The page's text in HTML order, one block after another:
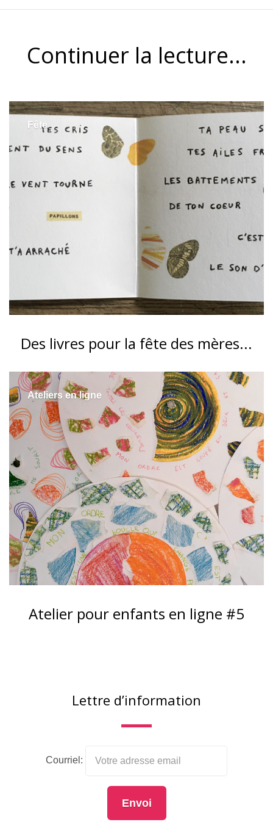
Continuer la lecture...
Fête
Des livres pour la fête des mères...
Ateliers en ligne
Atelier pour enfants en ligne #5
Lettre d’information
Courriel: